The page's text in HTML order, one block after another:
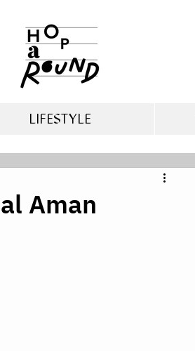
LIFESTYLE
Aman